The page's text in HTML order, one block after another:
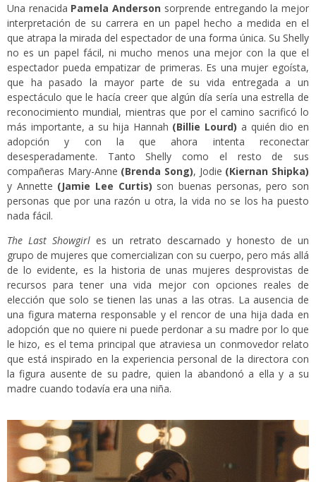
Una renacida Pamela Anderson sorprende entregando la mejor
interpretación de su carrera en un papel hecho a medida en el
que atrapa la mirada del espectador de una forma única. Su Shelly
no es un papel fácil, ni mucho menos una mejor con la que el
espectador pueda empatizar de primeras. Es una mujer egoísta,
que ha pasado la mayor parte de su vida entregada a un
espectáculo que le hacía creer que algún día sería una estrella de
reconocimiento mundial, mientras que por el camino sacrificó lo
más importante, a su hija Hannah (Billie Lourd) a quién dio en
adopción y con la que ahora intenta reconectar
desesperadamente. Tanto Shelly como el resto de sus
compañeras Mary-Anne (Brenda Song), Jodie (Kiernan Shipka)
y Annette (Jamie Lee Curtis) son buenas personas, pero son
personas que por una razón u otra, la vida no se los ha puesto
nada fácil.
The Last Showgirl es un retrato descarnado y honesto de un
grupo de mujeres que comercializan con su cuerpo, pero más allá
de lo evidente, es la historia de unas mujeres desprovistas de
recursos para tener una vida mejor con opciones reales de
elección que solo se tienen las unas a las otras. La ausencia de
una figura materna responsable y el rencor de una hija dada en
adopción que no quiere ni puede perdonar a su madre por lo que
le hizo, es el tema principal que atraviesa un conmovedor relato
que está inspirado en la experiencia personal de la directora con
la figura ausente de su padre, quien la abandonó a ella y a su
madre cuando todavía era una niña.